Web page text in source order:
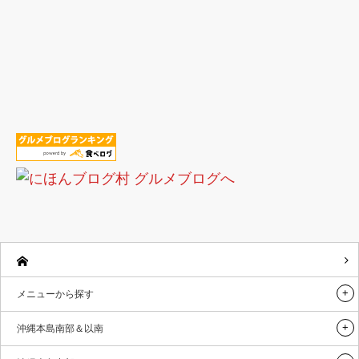
メニューから探す
沖縄本島南部＆以南